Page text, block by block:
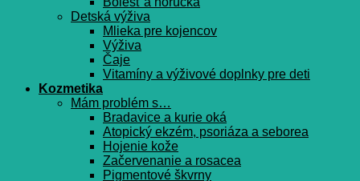
Detská výživa
Mlieka pre kojencov
Výživa
Čaje
Vitamíny a výživové doplnky pre deti
Kozmetika
Mám problém s…
Bradavice a kurie oká
Atopický ekzém, psoriáza a seborea
Hojenie kože
Začervenanie a rosacea
Pigmentové škvrny